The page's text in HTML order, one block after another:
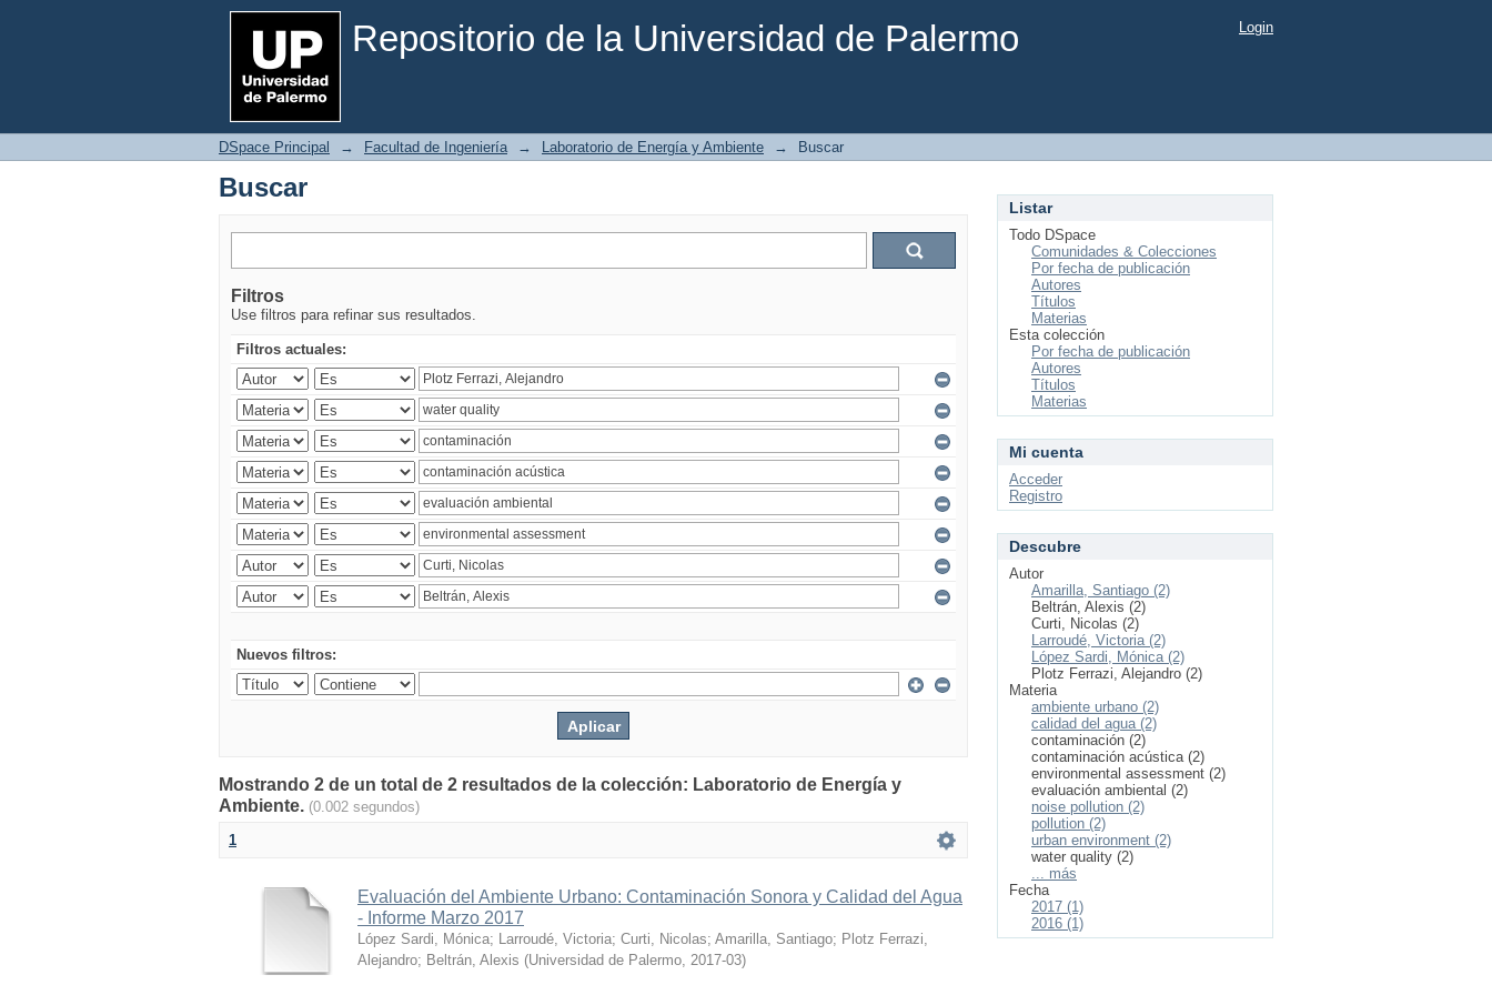
Repositorio de la Universidad de Palermo
Buscar Login
DSpace Principal → Facultad de Ingeniería → Laboratorio de Energía y Ambiente → Buscar
Buscar
Filtros
Use filtros para refinar sus resultados.
Filtros actuales:
Nuevos filtros:
Mostrando 2 de un total de 2 resultados de la colección: Laboratorio de Energía y
Ambiente. (0.002 segundos)
1
Evaluación del Ambiente Urbano: Contaminación Sonora y Calidad del Agua
- Informe Marzo 2017
López Sardi, Mónica; Larroudé, Victoria; Curti, Nicolas; Amarilla, Santiago; Plotz Ferrazi,
Alejandro; Beltrán, Alexis (Universidad de Palermo, 2017-03)
Listar
Todo DSpace
Comunidades & Colecciones
Por fecha de publicación
Autores
Títulos
Materias
Esta colección
Por fecha de publicación
Autores
Títulos
Materias
Mi cuenta
Acceder
Registro
Descubre
Autor
Amarilla, Santiago (2)
Beltrán, Alexis (2)
Curti, Nicolas (2)
Larroudé, Victoria (2)
López Sardi, Mónica (2)
Plotz Ferrazi, Alejandro (2)
Materia
ambiente urbano (2)
calidad del agua (2)
contaminación (2)
contaminación acústica (2)
environmental assessment (2)
evaluación ambiental (2)
noise pollution (2)
pollution (2)
urban environment (2)
water quality (2)
... más
Fecha
2017 (1)
2016 (1)